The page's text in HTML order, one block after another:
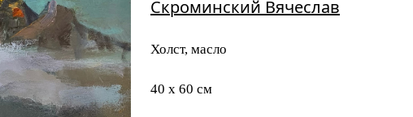
Скроминский Вячеслав
Холст, масло
40 x 60 см